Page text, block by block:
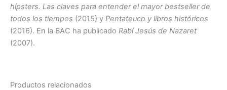
hípsters. Las claves para entender el mayor bestseller de
todos los tiempos (2015) y Pentateuco y libros históricos
(2016). En la BAC ha publicado Rabí Jesús de Nazaret
(2007).
Productos relacionados